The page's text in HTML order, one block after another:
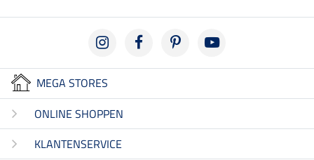
MEGA STORES
ONLINE SHOPPEN
KLANTENSERVICE